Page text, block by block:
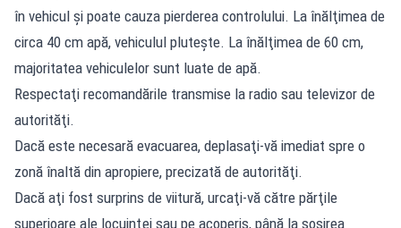
în vehicul şi poate cauza pierderea controlului. La înălţimea de
circa 40 cm apă, vehiculul pluteşte. La înălţimea de 60 cm,
majoritatea vehiculelor sunt luate de apă.
Respectaţi recomandările transmise la radio sau televizor de
autorităţi.
Dacă este necesară evacuarea, deplasaţi-vă imediat spre o
zonă înaltă din apropiere, precizată de autorităţi.
Dacă aţi fost surprins de viitură, urcaţi-vă către părţile
superioare ale locuinţei sau pe acoperiş, până la sosirea